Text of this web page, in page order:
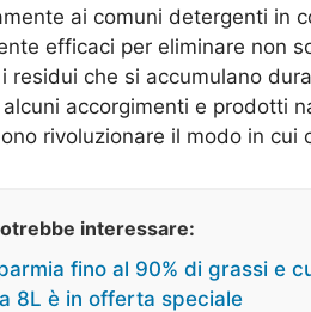
ai comuni detergenti in
efficaci per eliminare non
residui che si accumulano
accorgimenti e prodotti
rivoluzionare il modo in cui
interessare:
fino al 90% di grassi e
8L è in offerta speciale